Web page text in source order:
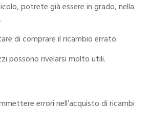
potrete già essere in grado, nella
di comprare il ricambio errato.
possono rivelarsi molto utili.
errori nell’acquisto di ricambi